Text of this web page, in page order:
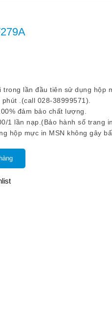
lần đầu tiên sử dụng hộp
.(call 028-38999571).
đảm bảo chất lượng.
1 lần nạp.(Bảo hành số trang
hộp mực in MSN không gây